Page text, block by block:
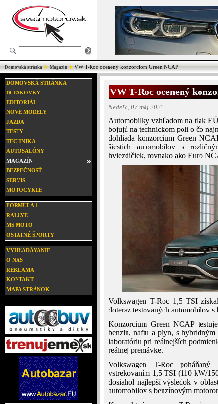
Domovská stránka Magazín VW T-Roc ocenený konzorciom Green NCAP
DOMOVSKÁ STRÁNKA
BLESKOVKY
EDITORIÁL
NOVÉ MODELY
JAZDA
TESTY
TECHNIKA
AUTOSALÓNY
MAGAZÍN
BEZPEČNOSŤ
SERVIS
MOTOCYKLE
FORMULA 1
RALLYE
MS MOTO
OSTATNÉ ŠPORTY
VYHĽADÁVANIE
O NÁS
REKLAMA
KONTAKT
MAPA STRÁNOK
VW T-Roc ocenený
Nedeľa, 07 máj 2023
Automobilky vzhľadom na tlak
bojujú na technickom poli o čo
dohliada konzorcium Green
šiestich automobilov s
hviezdičiek, rovnako ako Euro
Volkswagen T-Roc 1,5 TSI
doteraz testovaných automobilov
Konzorcium Green NCAP
benzín, naftu a plyn, s
laboratóriu pri reálnejších
reálnej premávke.
Volkswagen T-Roc
vstrekovaním 1,5 TSI (110 kW/
dosiahol najlepší výsledok v
automobilov s benzínovým